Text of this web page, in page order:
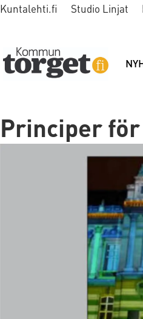
Kuntalehti.fi Studio Linjat
Principer